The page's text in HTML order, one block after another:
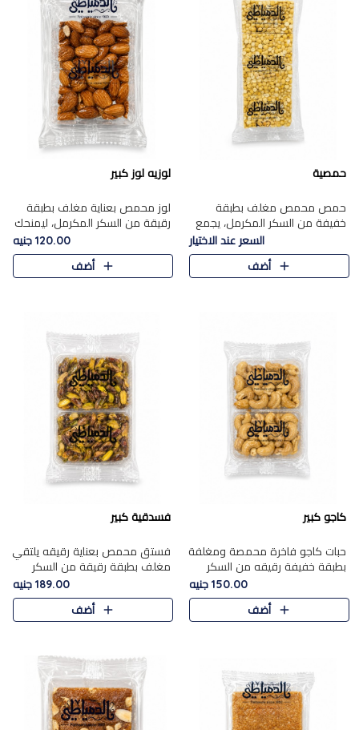
حمصية
حمص محمص مغلف بطبقة
خفيفة من السكر المكرمل، يجمع
بين القرمشة المميزة والطعم
الشرقي الأصيل في واحدة من أشهر
حلويات الموسم.
السعر عند الاختيار
أضف
لوزيه لوز كبير
لوز محمص بعناية مغلف بطبقة
رقيقة من السكر المكرمل، ليمنحك
قرمشة راقية ونكهة غنية تبرز
فخامة اللوز في كل قطعة.
120.00 جنيه
أضف
كاجو كبير
حبات كاجو فاخرة محمصة ومغلفة
بطبقة خفيفة رقيقه من السكر
المكرمل، تجمع بين توازن النعومة
زبدية غنية فاخرة والقرمشة
المرضية في حلوى شرقية بطاب..
150.00 جنيه
أضف
فسدقية كبير
فستق محمص بعناية رقيقه يلتقي
مغلف بطبقة رقيقة من السكر
المكرمل، ليقدم مذاقًا فاخرًا حلوي
شرقية فاخرة ونكهة غنية ناتي تميز
كل قطعة و قوام هش
189.00 جنيه
أضف